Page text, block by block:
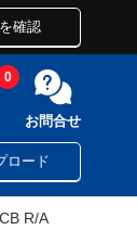
確認
0
お問合せ
ロード
R/A